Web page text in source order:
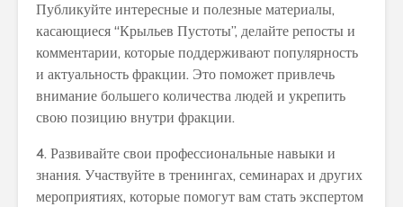
Публикуйте интересные и полезные материалы,
касающиеся “Крыльев Пустоты”, делайте репосты и
комментарии, которые поддерживают популярность
и актуальность фракции. Это поможет привлечь
внимание большего количества людей и укрепить
свою позицию внутри фракции.
4. Развивайте свои профессиональные навыки и
знания. Участвуйте в тренингах, семинарах и других
мероприятиях, которые помогут вам стать экспертом